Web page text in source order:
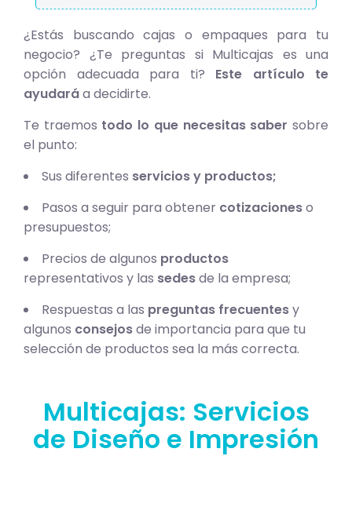
¿Estás buscando cajas o empaques para tu
negocio? ¿Te preguntas si Multicajas es una
opción adecuada para ti? Este artículo te
ayudaráa decidirte.
Te traemos todo lo que necesitas saber sobre
el punto:
Sus diferentes servicios y productos;
Pasos a seguir para obtener cotizacioneso
presupuestos;
Precios de algunos productos
representativos y las sedesde la empresa;
Respuestas a las preguntas frecuentesy
algunos consejosde importancia para que tu
selección de productos sea la más correcta.
Multicajas: Servicios
de Diseño e Impresión